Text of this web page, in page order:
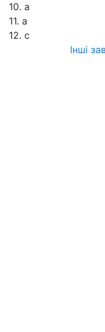
10. a
11. a
12. c
Інші